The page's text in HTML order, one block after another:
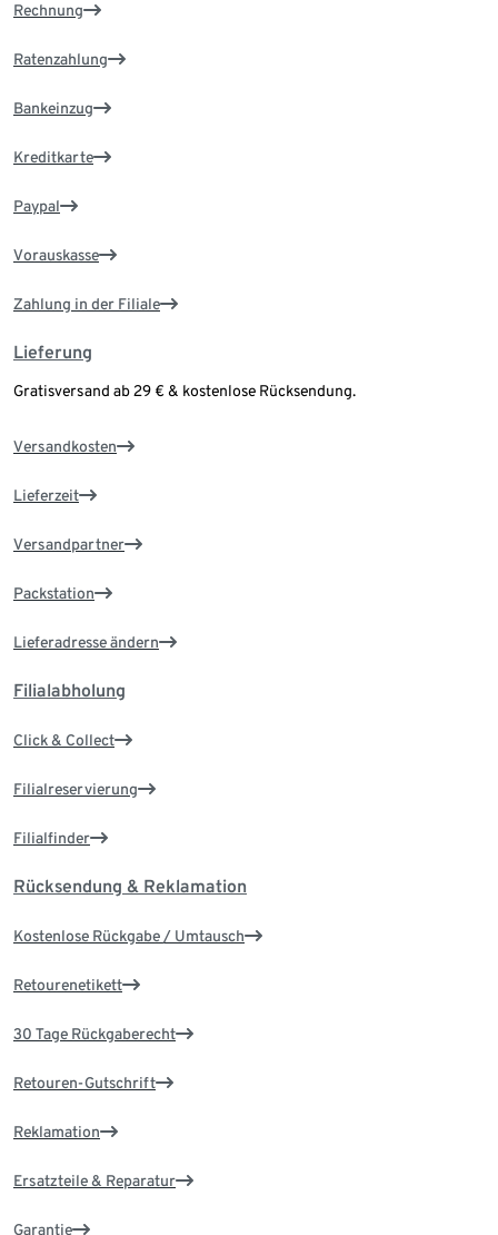
Rechnung
Ratenzahlung
Bankeinzug
Kreditkarte
Paypal
Vorauskasse
Zahlung in der Filiale
Lieferung
Gratisversand ab 29 € & kostenlose Rücksendung.
Versandkosten
Lieferzeit
Versandpartner
Packstation
Lieferadresse ändern
Filialabholung
Click & Collect
Filialreservierung
Filialfinder
Rücksendung & Reklamation
Kostenlose Rückgabe / Umtausch
Retourenetikett
30 Tage Rückgaberecht
Retouren-Gutschrift
Reklamation
Ersatzteile & Reparatur
Garantie